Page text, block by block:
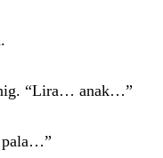
“Lira… anak…”